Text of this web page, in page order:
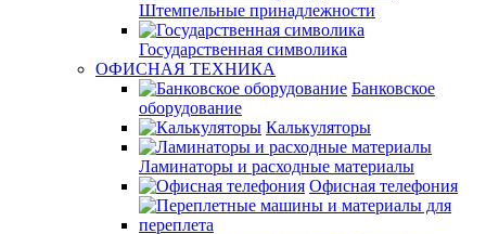
Штемпельные принадлежности
Государственная символика
ОФИСНАЯ ТЕХНИКА
Банковское
оборудование
Калькуляторы
Ламинаторы и расходные материалы
Офисная телефония